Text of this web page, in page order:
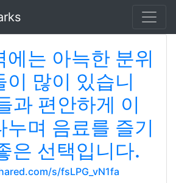
에는 아늑한 분위
이 많이 있습니
과 편안하게 이
누며 음료를 즐기
은 선택입니다.
s/fsLPG_vN1fa